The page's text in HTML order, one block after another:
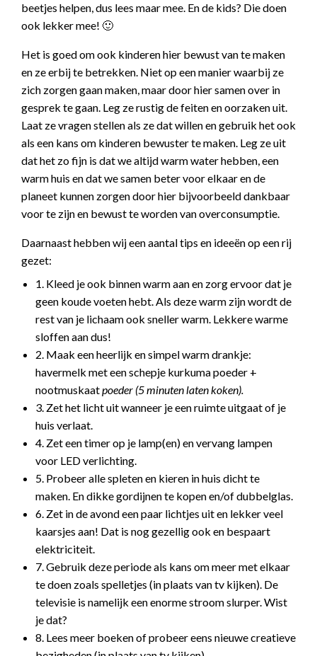
beetjes helpen, dus lees maar mee. En de kids? Die doen
ook lekker mee! 🙂
Het is goed om ook kinderen hier bewust van te maken
en ze erbij te betrekken. Niet op een manier waarbij ze
zich zorgen gaan maken, maar door hier samen over in
gesprek te gaan. Leg ze rustig de feiten en oorzaken uit.
Laat ze vragen stellen als ze dat willen en gebruik het ook
als een kans om kinderen bewuster te maken. Leg ze uit
dat het zo fijn is dat we altijd warm water hebben, een
warm huis en dat we samen beter voor elkaar en de
planeet kunnen zorgen door hier bijvoorbeeld dankbaar
voor te zijn en bewust te worden van overconsumptie.
Daarnaast hebben wij een aantal tips en ideeën op een rij
gezet:
1. Kleed je ook binnen warm aan en zorg ervoor dat je
geen koude voeten hebt. Als deze warm zijn wordt de
rest van je lichaam ook sneller warm. Lekkere warme
sloffen aan dus!
2. Maak een heerlijk en simpel warm drankje:
havermelk met een schepje kurkuma poeder +
nootmuskaatpoeder (5 minuten laten koken).
3. Zet het licht uit wanneer je een ruimte uitgaat of je
huis verlaat.
4. Zet een timer op je lamp(en) en vervang lampen
voor LED verlichting.
5. Probeer alle spleten en kieren in huis dicht te
maken. En dikke gordijnen te kopen en/of dubbelglas.
6. Zet in de avond een paar lichtjes uit en lekker veel
kaarsjes aan! Dat is nog gezellig ook en bespaart
elektriciteit.
7. Gebruik deze periode als kans om meer met elkaar
te doen zoals spelletjes (in plaats van tv kijken). De
televisie is namelijk een enorme stroom slurper. Wist
je dat?
8. Lees meer boeken of probeer eens nieuwe creatieve